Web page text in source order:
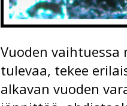
Vuoden
tulevaa, tekee
alkavan vuoden